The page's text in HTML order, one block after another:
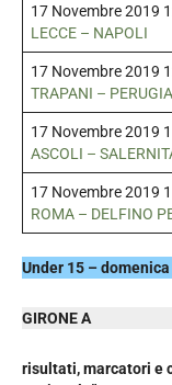
17 Novembre 2019
LECCE – NAPOLI
17 Novembre 2019
TRAPANI – PERUGIA
17 Novembre 2019
ASCOLI –
17 Novembre 2019
ROMA – DELFINO
Under 15 –
GIRONE A
risultati, marcatori e